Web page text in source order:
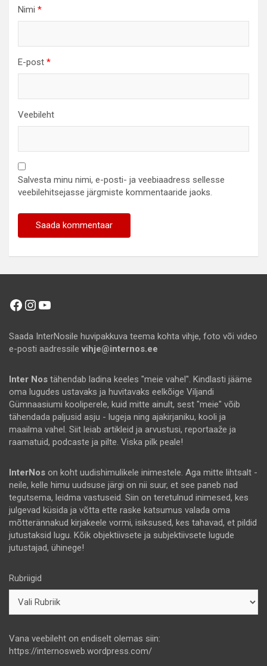
Nimi *
E-post *
Veebileht
Salvesta minu nimi, e-posti- ja veebiaadress sellesse
veebilehitsejasse järgmiste kommentaaride jaoks.
Facebook
Instagram
YouTube
Saada InterNosile huvipakkuva teema kohta vihje, foto või video
e-posti aadressile vihje@internos.ee
Inter Nos tähendab ladina keeles "meie vahel". Kindlasti jääme
oma lugudes ustavaks ja huvitavaks eelkõige Viljandi
Gümnaasiumi kooliperele, kuid mitte ainult, sest "meie" võib
tähendada paljusid asju - lugeja ning ajakirjaniku, kooli ja
maailma vahel. Siit leiab artikleid ja arvustusi, reportaaže ja
raamatuid, podcaste ja pilte. Viska pilk peale!
InterNos on koht uudishimulikele inimestele. Aga mitte lihtsalt -
neile, kelle himu uudsuse järgi on nii suur, et see paneb nad
tegutsema, leidma vastuseid. Siin on teretulnud inimesed, kes
julgevad küsida ja võtta ette raske katsumus valada oma
mõtterännakud kirjakeele vormi, isiksused, kes tahavad, et pildid
jutustaksid lugu. Kõik objektiivsete ja subjektiivsete lugude
jutustajad, ühinege!
Rubriigid
Vana veebileht on endiselt olemas siin:
https://internosweb.wordpress.com/